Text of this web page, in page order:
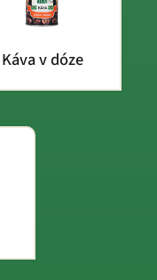
Káva v dóze